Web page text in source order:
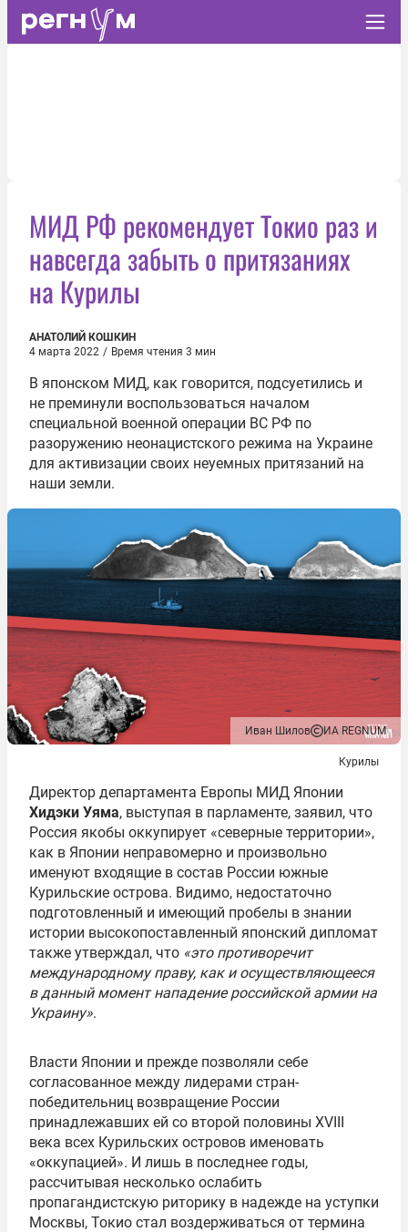
МИД РФ рекомендует Токио раз и
навсегда забыть о притязаниях
на Курилы
АНАТОЛИЙ КОШКИН
4 марта 2022 / Время чтения 3 мин
В японском МИД, как говорится, подсуетились и
не преминули воспользоваться началом
специальной военной операции ВС РФ по
разоружению неонацистского режима на Украине
для активизации своих неуемных притязаний на
наши земли.
Иван Шилов ИА REGNUM
Курилы
Директор департамента Европы МИД Японии
Хидэки Уяма, выступая в парламенте, заявил, что
Россия якобы оккупирует «северные территории»,
как в Японии неправомерно и произвольно
именуют входящие в состав России южные
Курильские острова. Видимо, недостаточно
подготовленный и имеющий пробелы в знании
истории высокопоставленный японский дипломат
также утверждал, что «это противоречит
международному праву, как и осуществляющееся
в данный момент нападение российской армии на
Украину».
Власти Японии и прежде позволяли себе
согласованное между лидерами стран-
победительниц возвращение России
принадлежавших ей со второй половины XVIII
века всех Курильских островов именовать
«оккупацией». И лишь в последнее годы,
рассчитывая несколько ослабить
пропагандистскую риторику в надежде на уступки
Москвы, Токио стал воздерживаться от термина